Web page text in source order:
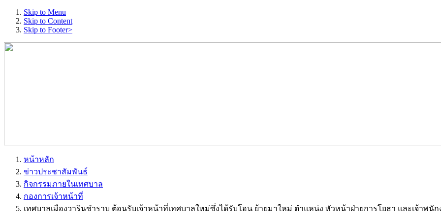
Skip to Menu
Skip to Content
Skip to Footer>
หน้าหลัก
ข่าวประชาสัมพันธ์
กิจกรรมภายในเทศบาล
กองการเจ้าหน้าที่
เทศบาลเมืองวารินชำราบ ต้อนรับเจ้าหน้าที่เทศบาลใหม่ซึ่งได้รับโอน ย้ายมาใหม่ ตำแหน่ง หัวหน้าฝ่ายการโยธา และเจ้าพนั